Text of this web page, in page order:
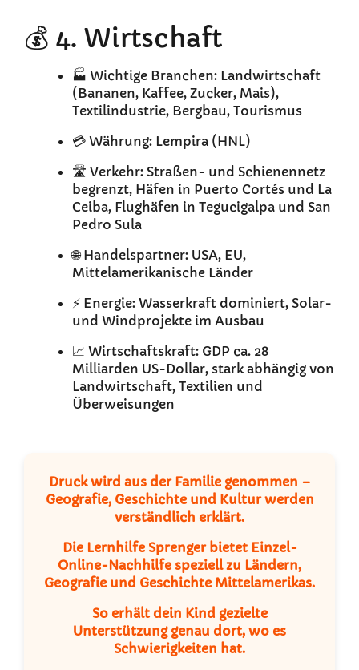
💰 4. Wirtschaft
🏭 Wichtige Branchen: Landwirtschaft
(Bananen, Kaffee, Zucker, Mais),
Textilindustrie, Bergbau, Tourismus
💳 Währung: Lempira (HNL)
🛣️ Verkehr: Straßen- und Schienennetz
begrenzt, Häfen in Puerto Cortés und La
Ceiba, Flughäfen in Tegucigalpa und San
Pedro Sula
🌐 Handelspartner: USA, EU,
Mittelamerikanische Länder
⚡ Energie: Wasserkraft dominiert, Solar-
und Windprojekte im Ausbau
📈 Wirtschaftskraft: GDP ca. 28
Milliarden US-Dollar, stark abhängig von
Landwirtschaft, Textilien und
Überweisungen
Druck wird aus der Familie genommen –
Geografie, Geschichte und Kultur werden
verständlich erklärt.
Die Lernhilfe Sprenger bietet Einzel-
Online-Nachhilfe speziell zu Ländern,
Geografie und Geschichte Mittelamerikas.
So erhält dein Kind gezielte
Unterstützung genau dort, wo es
Schwierigkeiten hat.